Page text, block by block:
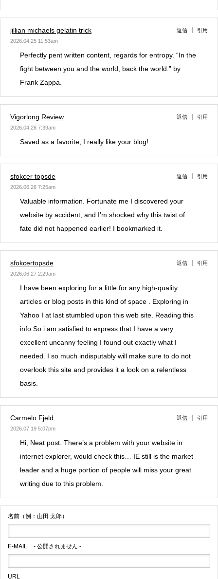
jillian michaels gelatin trick
2026.04.25 11:53am
返信 引用
Perfectly pent written content, regards for entropy. “In the
fight between you and the world, back the world.” by
Frank Zappa.
Vigorlong Review
2026.04.26 7:39am
返信 引用
Saved as a favorite, I really like your blog!
sfokcer topsde
2026.06.26 7:25am
返信 引用
Valuable information. Fortunate me I discovered your
website by accident, and I’m shocked why this twist of
fate did not happened earlier! I bookmarked it.
sfokcertopsde
2026.06.27 2:29am
返信 引用
I have been exploring for a little for any high-quality
articles or blog posts in this kind of space . Exploring in
Yahoo I at last stumbled upon this web site. Reading this
info So i am satisfied to express that I have a very
excellent uncanny feeling I found out exactly what I
needed. I so much indisputably will make sure to do not
overlook this site and provides it a look on a relentless
basis.
Carmelo Fjeld
2026.07.19 5:07pm
返信 引用
Hi, Neat post. There’s a problem with your website in
internet explorer, would check this… IE still is the market
leader and a huge portion of people will miss your great
writing due to this problem.
名前（例：山田 太郎）
E-MAIL - 公開されません -
URL